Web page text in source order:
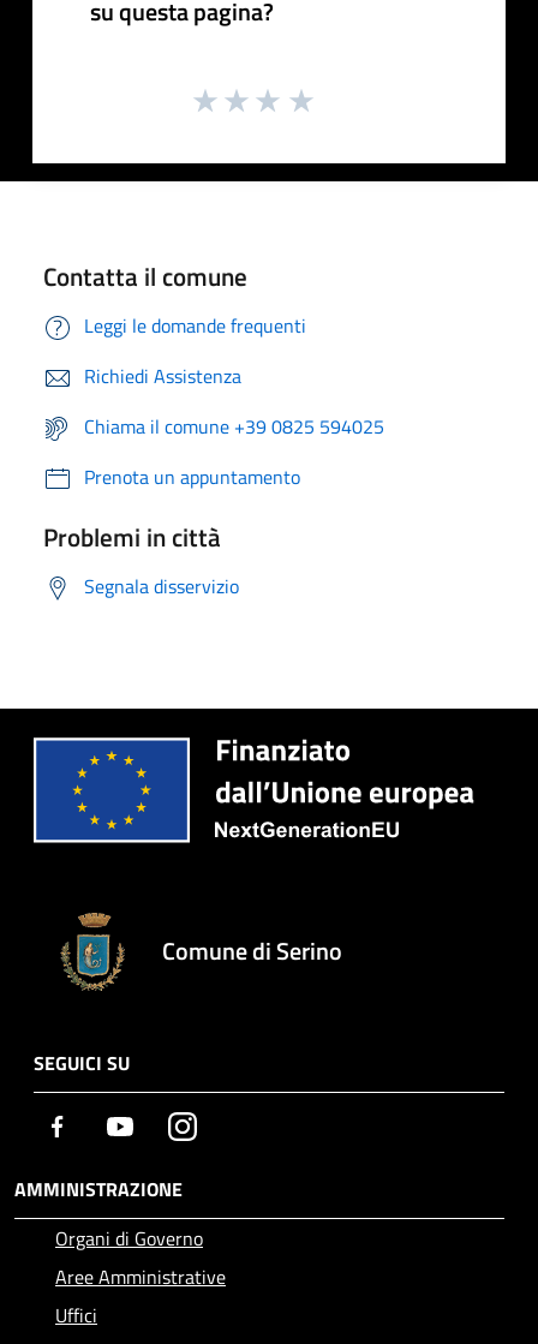
su questa pagina?
Contatta il comune
Leggi le domande frequenti
Richiedi Assistenza
Chiama il comune +39 0825 594025
Prenota un appuntamento
Problemi in città
Segnala disservizio
Comune di Serino
SEGUICI SU
Facebook YoutubeInstagram
AMMINISTRAZIONE
Organi di Governo
Aree Amministrative
Uffici